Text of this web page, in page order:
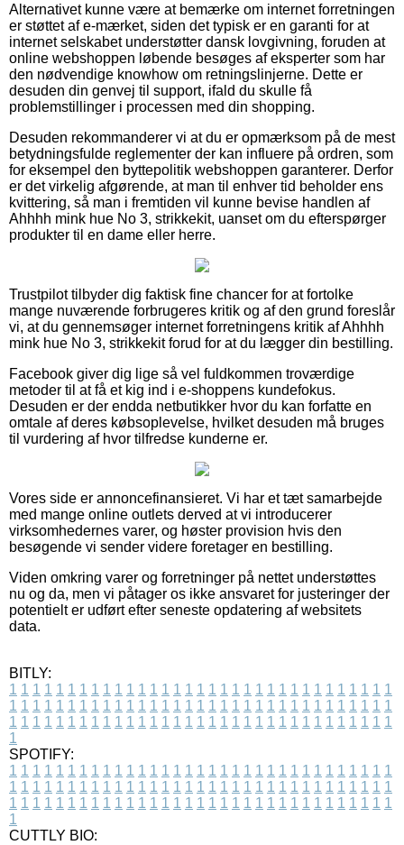
Alternativet kunne være at bemærke om internet forretningen
er støttet af e-mærket, siden det typisk er en garanti for at
internet selskabet understøtter dansk lovgivning, foruden at
online webshoppen løbende besøges af eksperter som har
den nødvendige knowhow om retningslinjerne. Dette er
desuden din genvej til support, ifald du skulle få
problemstillinger i processen med din shopping.
Desuden rekommanderer vi at du er opmærksom på de mest
betydningsfulde reglementer der kan influere på ordren, som
for eksempel den byttepolitik webshoppen garanterer. Derfor
er det virkelig afgørende, at man til enhver tid beholder ens
kvittering, så man i fremtiden vil kunne bevise handlen af
Ahhhh mink hue No 3, strikkekit, uanset om du efterspørger
produkter til en dame eller herre.
Trustpilot tilbyder dig faktisk fine chancer for at fortolke
mange nuværende forbrugeres kritik og af den grund foreslår
vi, at du gennemsøger internet forretningens kritik af Ahhhh
mink hue No 3, strikkekit forud for at du lægger din bestilling.
Facebook giver dig lige så vel fuldkommen troværdige
metoder til at få et kig ind i e-shoppens kundefokus.
Desuden er der endda netbutikker hvor du kan forfatte en
omtale af deres købsoplevelse, hvilket desuden må bruges
til vurdering af hvor tilfredse kunderne er.
Vores side er annoncefinansieret. Vi har et tæt samarbejde
med mange online outlets derved at vi introducerer
virksomhedernes varer, og høster provision hvis den
besøgende vi sender videre foretager en bestilling.
Viden omkring varer og forretninger på nettet understøttes
nu og da, men vi påtager os ikke ansvaret for justeringer der
potentielt er udført efter seneste opdatering af websitets
data.
BITLY:
1 1 1 1 1 1 1 1 1 1 1 1 1 1 1 1 1 1 1 1 1 1 1 1 1 1 1 1 1 1 1 1 1
1 1 1 1 1 1 1 1 1 1 1 1 1 1 1 1 1 1 1 1 1 1 1 1 1 1 1 1 1 1 1 1 1
1 1 1 1 1 1 1 1 1 1 1 1 1 1 1 1 1 1 1 1 1 1 1 1 1 1 1 1 1 1 1 1 1
1
SPOTIFY:
1 1 1 1 1 1 1 1 1 1 1 1 1 1 1 1 1 1 1 1 1 1 1 1 1 1 1 1 1 1 1 1 1
1 1 1 1 1 1 1 1 1 1 1 1 1 1 1 1 1 1 1 1 1 1 1 1 1 1 1 1 1 1 1 1 1
1 1 1 1 1 1 1 1 1 1 1 1 1 1 1 1 1 1 1 1 1 1 1 1 1 1 1 1 1 1 1 1 1
1
CUTTLY BIO: